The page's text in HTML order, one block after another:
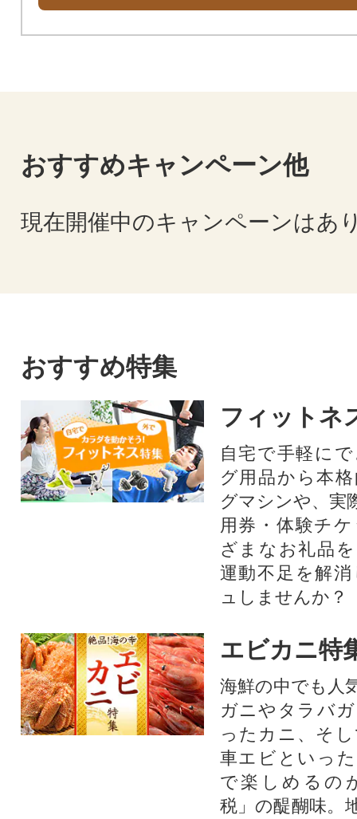
おすすめキャンペーン他
現在開催中のキャンペーンはあ
おすすめ特集
フィットネ
自宅で手軽に
グ用品から本
グマシンや、実
用券・体験チ
ざまなお礼品
運動不足を解
ュしませんか？
エビカニ特
海鮮の中でも人
ガニやタラバ
ったカニ、そ
車エビといっ
で楽しめるの
税」の醍醐味。